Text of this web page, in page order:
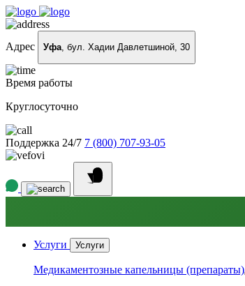
Адрес Уфа, бул. Хадии Давлетшиной, 30
Время работы
Круглосуточно
Поддержка 24/7 7 (800) 707-93-05
Услуги Услуги
Медикаментозные капельницы (препараты)